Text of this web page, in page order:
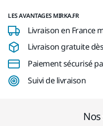
LES AVANTAGES MIRKA.FR
Livraison en France
Livraison gratuite
Paiement sécurisé
Suivi de livraison